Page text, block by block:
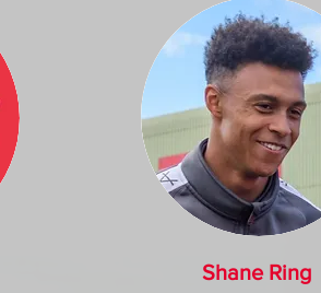
Shane Ring